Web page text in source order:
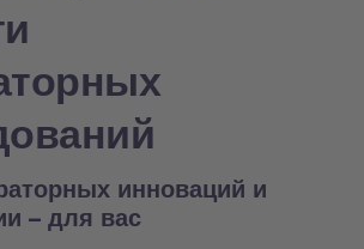
инноваций и
– для вас